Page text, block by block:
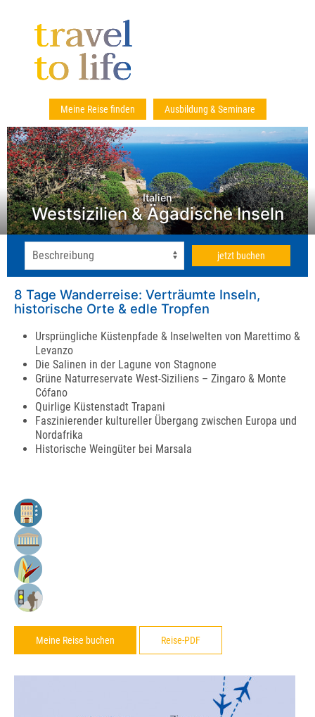
Meine Reise finden Ausbildung & Seminare
Italien
Westsizilien & Ägadische Inseln
jetzt buchen
8 Tage Wanderreise: Verträumte Inseln,
historische Orte & edle Tropfen
Ursprüngliche Küstenpfade & Inselwelten von Marettimo &
Levanzo
Die Salinen in der Lagune von Stagnone
Grüne Naturreservate West-Siziliens – Zingaro & Monte
Cófano
Quirlige Küstenstadt Trapani
Faszinierender kultureller Übergang zwischen Europa und
Nordafrika
Historische Weingüter bei Marsala
Meine Reise buchen Reise-PDF